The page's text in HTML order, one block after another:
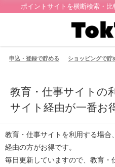
ポイントサイトを横断検索・比
申込・登録で貯める ショッピングで貯
教育・仕事サイトの
サイト経由が一番お
教育・仕事サイト を利用する場合
経由の方がお得です。
毎日更新 していますので、 教育・